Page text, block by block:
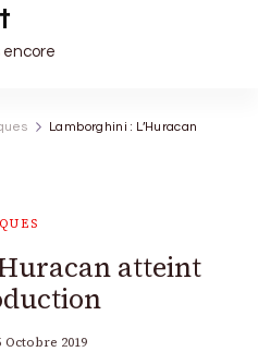
encore
Lamborghini : L’Huracan
atteint
Octobre 2019